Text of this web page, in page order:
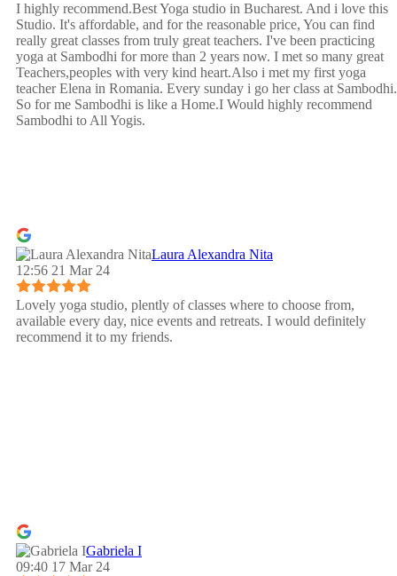
I highly recommend.Best Yoga studio in Bucharest. And i love this
Studio. It's affordable, and for the reasonable price, You can find
really great classes from truly great teachers. I've been practicing
yoga at Sambodhi for more than 2 years now. I met so many great
Teachers,peoples with very kind heart.Also i met my first yoga
teacher Elena in Romania. Every sunday i go her class at Sambodhi.
So for me Sambodhi is like a Home.I Would highly recommend
Sambodhi to All Yogis.
Laura Alexandra Nita
12:56 21 Mar 24
Lovely yoga studio, plently of classes where to choose from,
available every day, nice events and retreats. I would definitely
recommend it to my friends.
Gabriela I
09:40 17 Mar 24